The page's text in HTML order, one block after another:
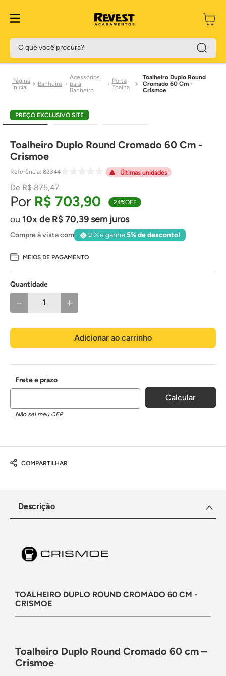
O que você procura?
Banheiro
Acessórios
para
Banheiro
Porta
Toalha
Toalheiro Duplo Round
Cromado 60 Cm -
Crismoe
PREÇO EXCLUSIVO SITE
Toalheiro Duplo Round Cromado 60 Cm -
Crismoe
Referência: 82344 Últimas unidades
R$ 875,47
R$ 703,90 24%OFF
10 de R$70,39sem juros
Compre à vista com e ganhe5% de desconto!
MEIOS DE PAGAMENTO
Quantidade
＋
－
Adicionar ao carrinho
Não sei meu CEP
COMPARTILHAR
Descrição
TOALHEIRO DUPLO ROUND CROMADO 60 CM -
CRISMOE
Toalheiro Duplo Round Cromado 60 cm –
Crismoe